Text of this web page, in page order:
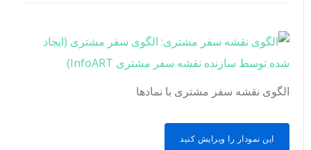
الگوی نقشه سفر مشتری با نمادها
این نمودار را ویرایش کنید